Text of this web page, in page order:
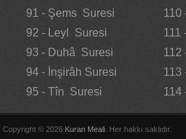
91 - Şems Suresi
92 - Leyl Suresi
93 - Duhâ Suresi
94 - İnşirâh Suresi
95 - Tîn Suresi
110
111
112
113
114
Copyright © 2026 Kuran Meali . Her hakkı saklıdır.